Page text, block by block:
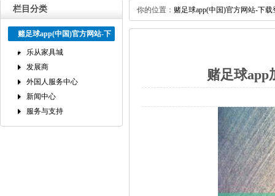
栏目分类
赌足球app(中国)官方网站-下
载登录入口
乐从家具城
发展商
外国人服务中心
新闻中心
服务与支持
你的位置： 赌足球app(中国)官方网站-下载
赌足球app